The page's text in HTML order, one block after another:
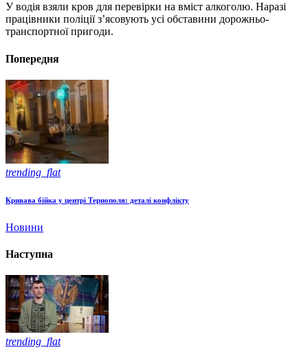
У водія взяли кров для перевірки на вміст алкоголю. Наразі
працівники поліції з’ясовують усі обставини дорожньо-
транспортної пригоди.
Попередня
trending_flat
Кривава бійка у центрі Тернополя: деталі конфлікту
Новини
Наступна
trending_flat